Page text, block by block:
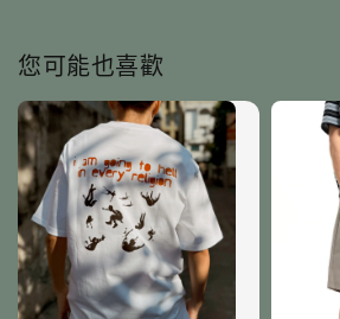
您可能也喜歡